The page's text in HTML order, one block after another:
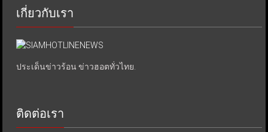
เกี่ยวกับเรา
ประเด็นข่าวร้อน ข่าวฮอตทั่วไทย.
ติดต่อเรา